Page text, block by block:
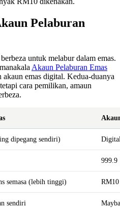
Pelaburan
untuk melabur dalam emas.
Akaun Pelaburan Emas
akaun emas digital. Kedua-duanya
cara pemilikan, amaun
dipegang sendiri)
999.9
semasa (lebih tinggi) RM10
sendiri